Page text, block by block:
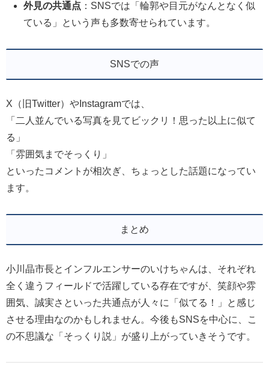
外見の共通点 ：SNSでは「輪郭や目元がなんとなく似
ている」という声も多数寄せられています。
SNSでの声
X（旧Twitter）やInstagramでは、
「二人並んでいる写真を見てビックリ！思った以上に似て
る」
「雰囲気までそっくり」
といったコメントが相次ぎ、ちょっとした話題になってい
ます。
まとめ
小川晶市長とインフルエンサーのいけちゃんは、それぞれ
全く違うフィールドで活躍している存在ですが、笑顔や雰
囲気、誠実さといった共通点が人々に「似てる！」と感じ
させる理由なのかもしれません。今後もSNSを中心に、こ
の不思議な「そっくり説」が盛り上がっていきそうです。